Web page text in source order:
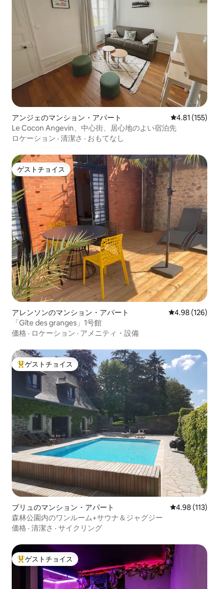
アンジェのマンション・アパート レビュー155
4.81 (155)
Le Cocon Angevin、中心街、居心地のよい宿泊先
ロケーション · 清潔さ · おもてなし
ゲストチョイス
ゲストチョイス
アレンソンのマンション・アパート レビュー126
4.98 (126)
「Gîte des granges」1号館
価格 · ロケーション · アメニティ・設備
大好評のゲストチョイスです。
ゲストチョイス
ブリュのマンション・アパート レビュー113
4.98 (113)
森林公園内のワンルーム+サウナ＆ジャグジー
価格 · 清潔さ · サイクリング
大好評のゲストチョイスです。
ゲストチョイス